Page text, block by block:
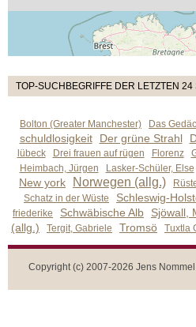
TOP-SUCHBEGRIFFE DER LETZTEN 24
Bolton (Greater Manchester) Das
schuldlosigkeit Der grüne Strahl
lübeck
Drei frauen auf rügen Florenz
Heimbach, Jürgen
Lasker-Schüler, Else
New york
Norwegen (allg.)
Schatz in der Wüste
Schleswig-
friederike Schwäbische Alb Sjöwall,
(allg.) Tergit, Gabriele Tromsö Tuxtla
Copyright (c) 2007-2026 Jens